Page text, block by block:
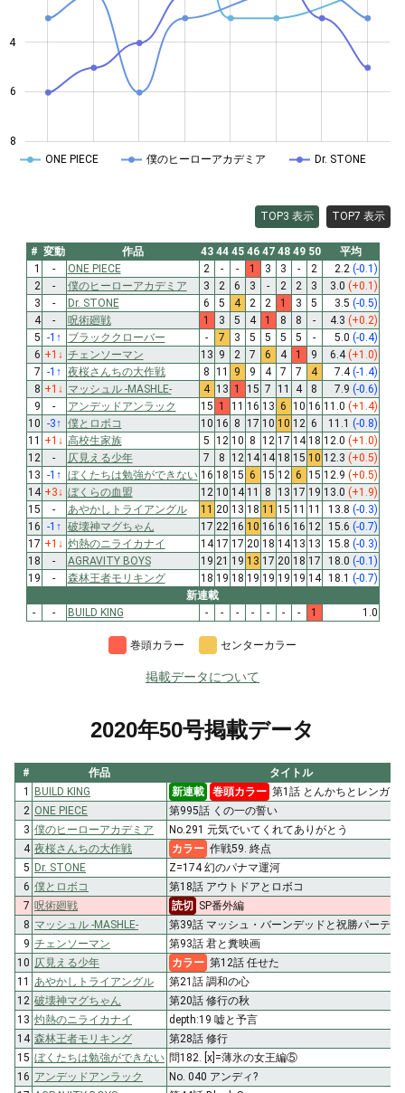
4
4
6
8
ONE PIECE 僕のヒーローアカデミア Dr. STONE
TOP3 表示 TOP7 表示
# 変動 作品 43 44 45 46 47 48 49 50
平均
1
- ONE PIECE 2 - - 1 3 3 - 2 2.2 (-0.1)
2
- 僕のヒーローアカデミア 3 2 6 3 - 2 2 3 3.0 (+0.1)
3
- Dr. STONE 6 5 4 2 2 1 3 5 3.5 (-0.5)
4
- 呪術廻戦 1 3 5 4 1 8 8 - 4.3 (+0.2)
5 -1 ↑ ブラッククローバー - 7 3 5 5 5 5 - 5.0 (-0.4)
6 +1 ↓ チェンソーマン 13 9 2 7 6 4 1 9 6.4(+1.0)
7 -1 ↑ 夜桜さんちの大作戦 8 11 9 9 4 7 7 4 7.4(-1.4)
8 +1 ↓ マッシュル -MASHLE- 4 13 1 15 7 11 4 8 7.9 (-0.6)
9
- アンデッドアンラック 15 1 11 16 13 6 10 16 11.0 (+1.4)
10 -3↑ 僕とロボコ 10 16 8 17 10 10 12 6 11.1 (-0.8)
11 +1 ↓ 高校生家族 5 12 10 8 12 17 14 18 12.0 (+1.0)
12
- 仄見える少年 7 8 12 14 14 18 15 10 12.3 (+0.5)
13 -1 ↑ ぼくたちは勉強ができない 16 18 15 6 15 12 6 15 12.9 (+0.5)
14 +3↓ ぼくらの血盟 12 10 14 11 8 13 17 19 13.0 (+1.9)
15
- あやかしトライアングル 11 20 13 18 11 15 11 11 13.8 (-0.3)
16 -1 ↑ 破壊神マグちゃん 17 22 16 10 16 16 16 12 15.6 (-0.7)
17 +1 ↓ 灼熱のニライカナイ 14 17 17 20 18 14 13 13 15.8 (-0.3)
18
- AGRAVITY BOYS 19 21 19 13 17 20 18 17 18.0 (-0.1)
19
- 森林王者モリキング 18 19 18 19 19 19 19 14 18.1 (-0.7)
新連載
-
- BUILD KING - - - - - - - 1 1.0
巻頭カラー センターカラー
掲載データについて
2020年50号掲載データ
# 作品
タイトル
1 BUILD KING 新連載 巻頭カラー 第1話 とんかちとレンガ
2 ONE PIECE
第995話 くの一の誓い
3 僕のヒーローアカデミア
No.291 元気でいてくれてありがとう
4 夜桜さんちの大作戦 カラー 作戦59. 終点
5 Dr. STONE
Z=174 幻のパナマ運河
6 僕とロボコ
第18話 アウトドアとロボコ
7 呪術廻戦 読切 SP番外編
8 マッシュル -MASHLE-
第39話 マッシュ・バーンデッドと祝勝パーティ
9 チェンソーマン
第93話 君と糞映画
10 仄見える少年 カラー 第12話 任せた
11
あやかしトライアングル
第21話 調和の心
12 破壊神マグちゃん
第20話 修行の秋
13 灼熱のニライカナイ
depth:19 嘘と予言
14 森林王者モリキング
第28話 修行
15 ぼくたちは勉強ができない 問182. [x]=薄氷の女王編⑤
16 アンデッドアンラック
No. 040 アンディ?